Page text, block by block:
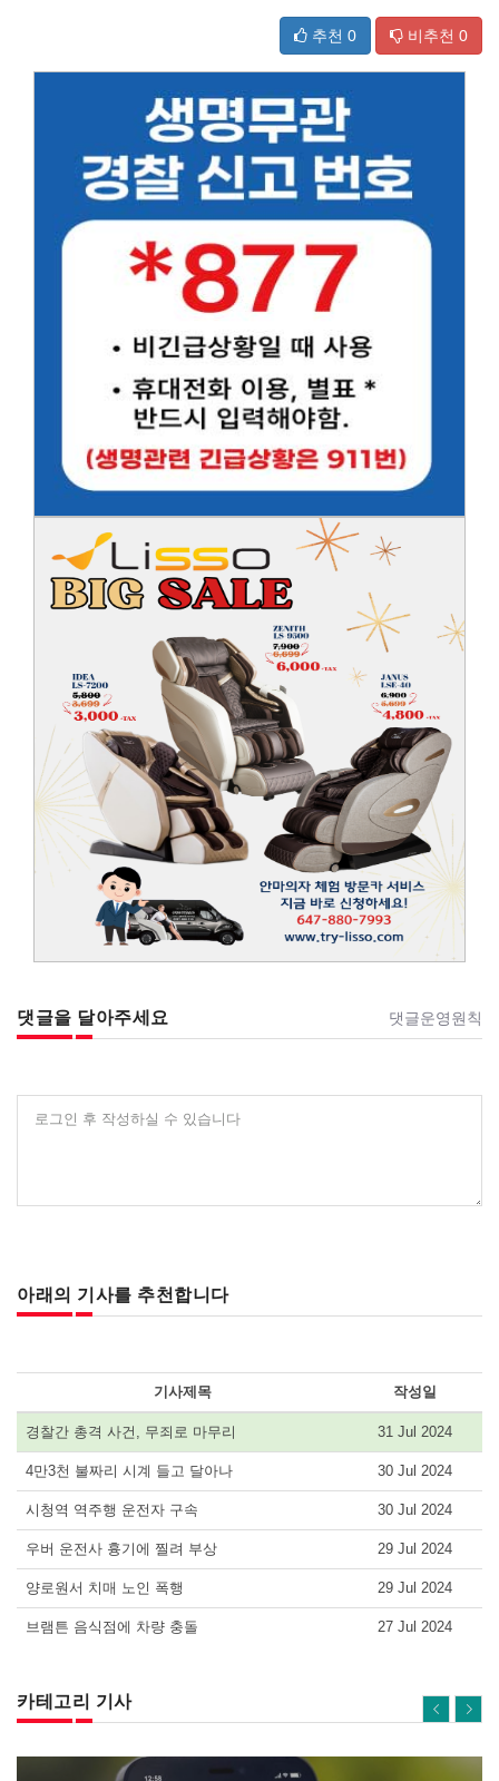
추천 0 비추천 0
댓글을 달아주세요 댓글운영원칙
로그인 후 작성하실 수 있습니다
아래의 기사를 추천합니다
기사제목 작성일
경찰간 총격 사건, 무죄로 마무리 31 Jul 2024
4만3천 불짜리 시계 들고 달아나 30 Jul 2024
시청역 역주행 운전자 구속 30 Jul 2024
우버 운전사 흉기에 찔려 부상 29 Jul 2024
양로원서 치매 노인 폭행 29 Jul 2024
브램튼 음식점에 차량 충돌 27 Jul 2024
카테고리 기사